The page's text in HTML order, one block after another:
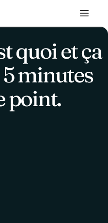
quoi et ça
minutes
point.